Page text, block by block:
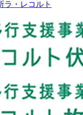
ラ・レコルト